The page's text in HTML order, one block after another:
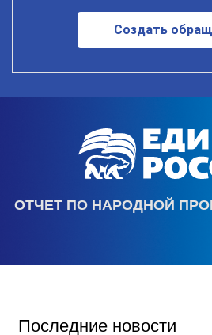
Создать
ОТЧЕТ ПО НАРОДНОЙ
Последние новости